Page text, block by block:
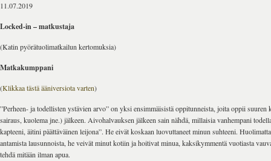
11.07.2019
Locked-in – matkustaja
(Katin pyörätuolimatkailun kertomuksia)
Matkakumppani
(Klikkaa tästä ääniversiota varten)
”Perheen- ja todellisten ystävien arvo” on yksi ensimmäisistä oppitunneista, joita oppii suuren
sairaus, kuolema jne.) jälkeen. Aivohalvauksen jälkeen sain nähdä, millaisia vanhempani
kapteeni, äitini päättäväinen leijona”. He eivät koskaan luovuttaneet minun suhteeni.
antamista lausunnoista, he veivät minut kotiin ja hoitivat minua, kaksikymmentä vuotiasta
tehdä mitään ilman apua.